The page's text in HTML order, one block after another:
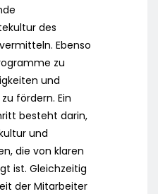
des
Ebenso
zu
und
fördern. Ein
besteht darin,
und
die von klaren
ist. Gleichzeitig
der Mitarbeiter